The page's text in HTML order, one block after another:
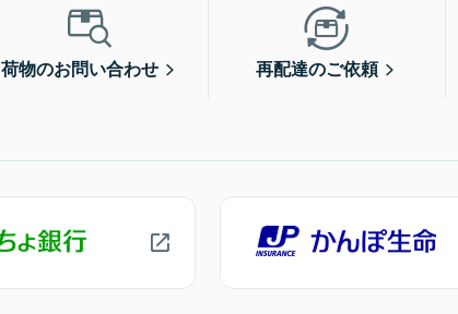
荷物のお問い合わせ 再配達のご依頼